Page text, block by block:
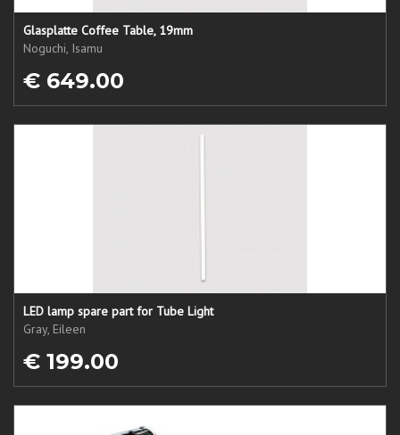
Glasplatte Coffee Table, 19mm
Noguchi, Isamu
€ 649.00
LED lamp spare part for Tube Light
Gray, Eileen
€ 199.00